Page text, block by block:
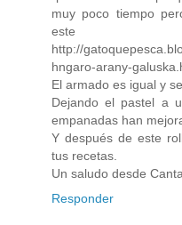
muy poco tiempo
http://
hngaro-arany-
El armado es igual y
Dejando el pastel a
empanadas han
Y después de este
tus recetas.
Un saludo desde
Responder